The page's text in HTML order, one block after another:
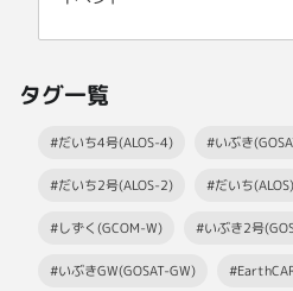
タグ一覧
#だいち4号(ALOS-4) #いぶき
#だいち2号(ALOS-2) #だいち(ALOS)
#しずく(GCOM-W) #いぶき2号
#いぶきGW(GOSAT-GW)